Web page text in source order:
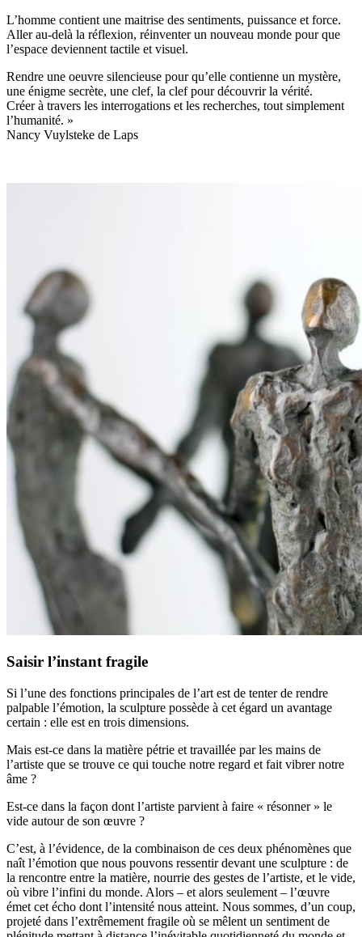
L’homme contient une maitrise des sentiments, puissance et force.
Aller au-delà la réflexion, réinventer un nouveau monde pour que
l’espace deviennent tactile et visuel.
Rendre une oeuvre silencieuse pour qu’elle contienne un mystère,
une énigme secrète, une clef, la clef pour découvrir la vérité.
Créer à travers les interrogations et les recherches, tout simplement
l’humanité. »
Nancy Vuylsteke de Laps
Saisir l’instant fragile
Si l’une des fonctions principales de l’art est de tenter de rendre
palpable l’émotion, la sculpture possède à cet égard un avantage
certain : elle est en trois dimensions.
Mais est-ce dans la matière pétrie et travaillée par les mains de
l’artiste que se trouve ce qui touche notre regard et fait vibrer notre
âme ?
Est-ce dans la façon dont l’artiste parvient à faire « résonner » le
vide autour de son œuvre ?
C’est, à l’évidence, de la combinaison de ces deux phénomènes que
naît l’émotion que nous pouvons ressentir devant une sculpture : de
la rencontre entre la matière, nourrie des gestes de l’artiste, et le vide,
où vibre l’infini du monde. Alors – et alors seulement – l’œuvre
émet cet écho dont l’intensité nous atteint. Nous sommes, d’un coup,
projeté dans l’extrêmement fragile où se mêlent un sentiment de